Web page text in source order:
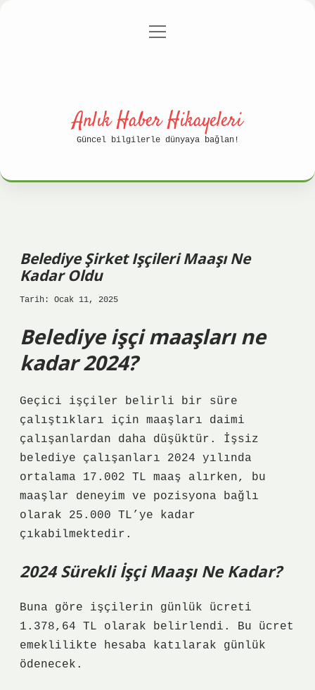
Gizlilik Politikası
menüyü
Anlık Haber Hikayeleri
Güncel bilgilerle dünyaya bağlan!
Belediye Şirket Işçileri Maaşı Ne
Kadar Oldu
Tarih: Ocak 11, 2025
Belediye işçi maaşları ne
kadar 2024?
Geçici işçiler belirli bir süre
çalıştıkları için maaşları daimi
çalışanlardan daha düşüktür. İşsiz
belediye çalışanları 2024 yılında
ortalama 17.002 TL maaş alırken, bu
maaşlar deneyim ve pozisyona bağlı
olarak 25.000 TL’ye kadar
çıkabilmektedir.
2024 Sürekli İşçi Maaşı Ne Kadar?
Buna göre işçilerin günlük ücreti
1.378,64 TL olarak belirlendi. Bu ücret
emeklilikte hesaba katılarak günlük
ödenecek.